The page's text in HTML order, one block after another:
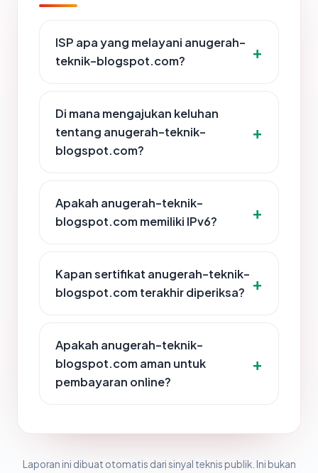
ISP apa yang melayani anugerah-
teknik-blogspot.com?
Di mana mengajukan keluhan
tentang anugerah-teknik-
blogspot.com?
Apakah anugerah-teknik-
blogspot.com memiliki IPv6?
Kapan sertifikat anugerah-teknik-
blogspot.com terakhir diperiksa?
Apakah anugerah-teknik-
blogspot.com aman untuk
pembayaran online?
Laporan ini dibuat otomatis dari sinyal teknis publik. Ini bukan